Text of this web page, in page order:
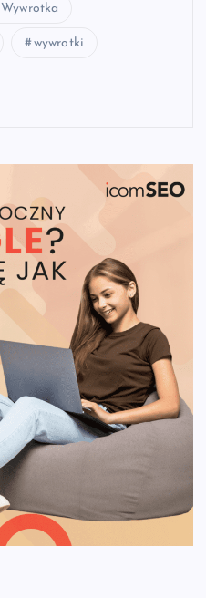
Wywrotka
wywrotki